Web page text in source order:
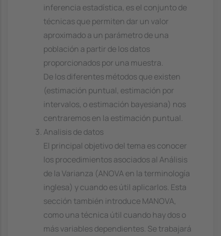
inferencia estadística, es el conjunto de
técnicas que permiten dar un valor
aproximado a un parámetro de una
población a partir de los datos
proporcionados por una muestra.
De los diferentes métodos que existen
(estimación puntual, estimación por
intervalos, o estimación bayesiana) nos
centraremos en la estimación puntual.
Analisis de datos
El principal objetivo del tema es conocer
los procedimientos asociados al Análisis
de la Varianza (ANOVA en la terminología
inglesa) y cuando es útil aplicarlos. Esta
sección también introduce MANOVA,
como una técnica útil cuando hay dos o
más variables dependientes. Se trabajará